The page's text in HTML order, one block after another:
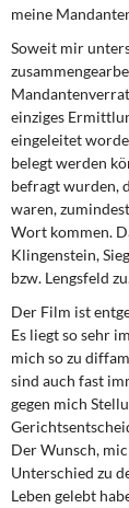
meine
Soweit mir
einziges
eingelei­tet
belegt werden
befragt wurden,
waren,
Wort kommen.
Klingenstein,
bzw. Lengsfeld
Der Film ist
Es liegt so sehr
mich so zu
sind auch fast
gegen mich
Der Wunsch,
Unterschied zu
Leben gelebt